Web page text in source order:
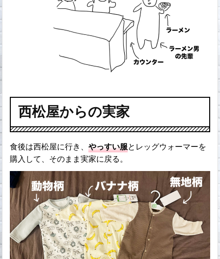
西松屋からの実家
食後は西松屋に行き、やっすい服とレッグウォーマーを
購入して、そのまま実家に戻る。